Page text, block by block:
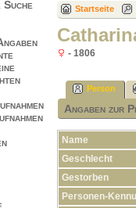
Startseite
- 1806
Person
Angaben zur
Name
Geschlecht
Gestorben
Personen-